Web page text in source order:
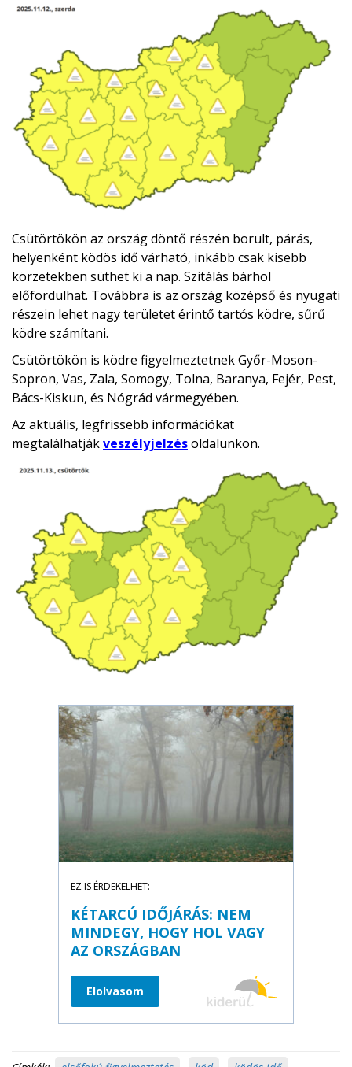
Csütörtökön az ország döntő részén borult, párás,
helyenként ködös idő várható, inkább csak kisebb
körzetekben süthet ki a nap. Szitálás bárhol
előfordulhat. Továbbra is az ország középső és nyugati
részein lehet nagy területet érintő tartós ködre, sűrű
ködre számítani.
Csütörtökön is ködre figyelmeztetnek Győr-Moson-
Sopron, Vas, Zala, Somogy, Tolna, Baranya, Fejér, Pest,
Bács-Kiskun, és Nógrád vármegyében.
Az aktuális, legfrissebb információkat
megtalálhatjákveszélyjelzésoldalunkon.
EZ IS ÉRDEKELHET:
KÉTARCÚ IDŐJÁRÁS: NEM
MINDEGY, HOGY HOL VAGY
AZ ORSZÁGBAN
Elolvasom